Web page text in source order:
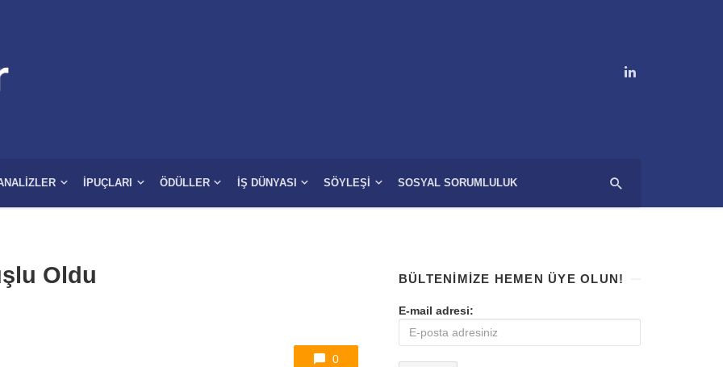
İPUÇLARI ÖDÜLLER İŞ DÜNYASI SÖYLEŞI SOSYAL SORUMLULUK
Oldu
0
BÜLTENIMIZE HEMEN ÜYE OLUN!
E-mail adresi: